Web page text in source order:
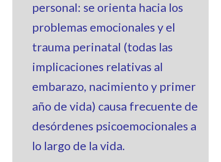
personal: se orienta hacia los
problemas emocionales y el
trauma perinatal (todas las
implicaciones relativas al
embarazo, nacimiento y primer
año de vida) causa frecuente de
desórdenes psicoemocionales a
lo largo de la vida.